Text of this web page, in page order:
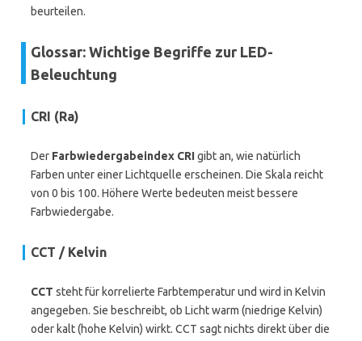
beurteilen.
Glossar: Wichtige Begriffe zur LED-
Beleuchtung
CRI (Ra)
Der Farbwiedergabeindex CRIgibt an, wie natürlich
Farben unter einer Lichtquelle erscheinen. Die Skala reicht
von 0 bis 100. Höhere Werte bedeuten meist bessere
Farbwiedergabe.
CCT / Kelvin
CCT steht für korrelierte Farbtemperatur und wird in Kelvin
angegeben. Sie beschreibt, ob Licht warm (niedrige Kelvin)
oder kalt (hohe Kelvin) wirkt. CCT sagt nichts direkt über die